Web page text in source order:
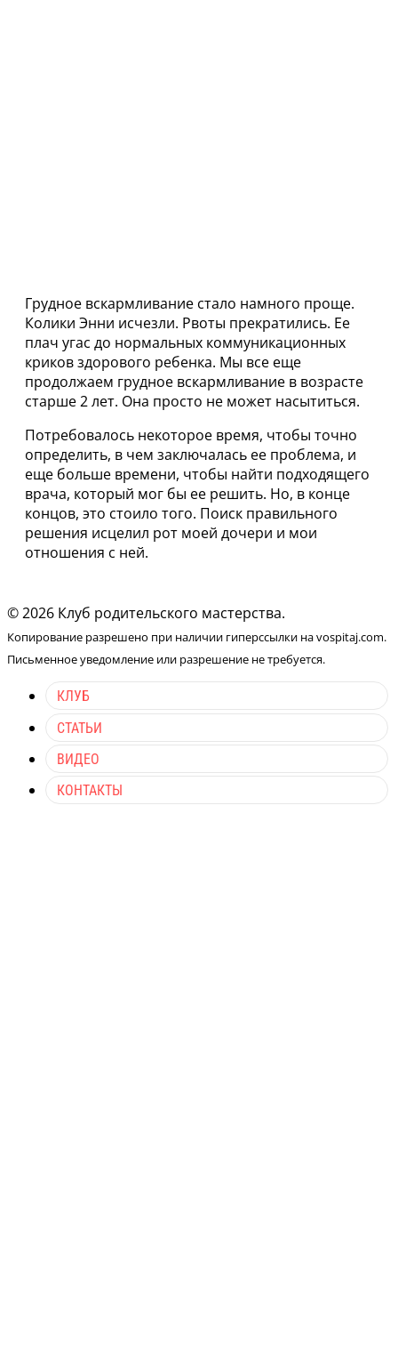
Грудное вскармливание стало намного проще.
Колики Энни исчезли. Рвоты прекратились. Ее
плач угас до нормальных коммуникационных
криков здорового ребенка. Мы все еще
продолжаем грудное вскармливание в возрасте
старше 2 лет. Она просто не может насытиться.
Потребовалось некоторое время, чтобы точно
определить, в чем заключалась ее проблема, и
еще больше времени, чтобы найти подходящего
врача, который мог бы ее решить. Но, в конце
концов, это стоило того. Поиск правильного
решения исцелил рот моей дочери и мои
отношения с ней.
© 2026 Клуб родительского мастерства.
Копирование разрешено при наличии гиперссылки на vospitaj.com.
Письменное уведомление или разрешение не требуется.
КЛУБ
СТАТЬИ
ВИДЕО
КОНТАКТЫ